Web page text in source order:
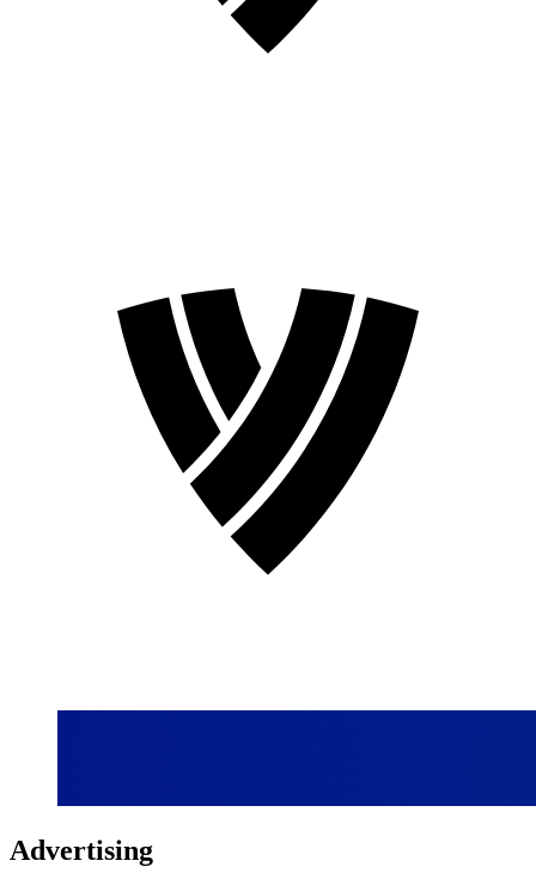
Advertising